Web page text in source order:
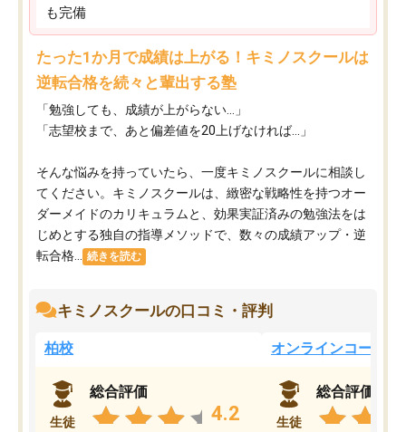
も完備
たった1か月で成績は上がる！キミノスクールは
逆転合格を続々と輩出する塾
「勉強しても、成績が上がらない…」
「志望校まで、あと偏差値を20上げなければ…」
そんな悩みを持っていたら、一度キミノスクールに相談し
てください。キミノスクールは、緻密な戦略性を持つオー
ダーメイドのカリキュラムと、効果実証済みの勉強法をは
じめとする独自の指導メソッドで、数々の成績アップ・逆
転合格...
続きを読む
キミノスクールの口コミ・評判
柏校
生徒
総合評価
4.2
オンラインコース
生徒
総合評価